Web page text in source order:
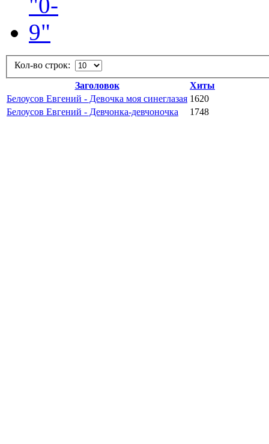
Кол-во строк:
Заголовок
Хиты
Белоусов Евгений - Девочка моя синеглазая 1620
Белоусов Евгений - Девчонка-девчоночка
1748